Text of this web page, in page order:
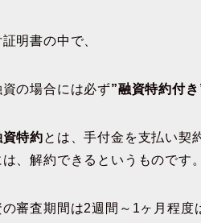
明書の中で、
資の場合には必ず”融資特約付き
特約とは、手付金を支払い契
、解約できるというものです。
審査期間は2週間～1ヶ月程度